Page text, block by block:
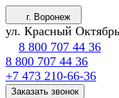
г. Воронеж
ул. Красный
8 800 707 44 36
8 800 707 44 36
+7 473 210-66-36
Заказать звонок